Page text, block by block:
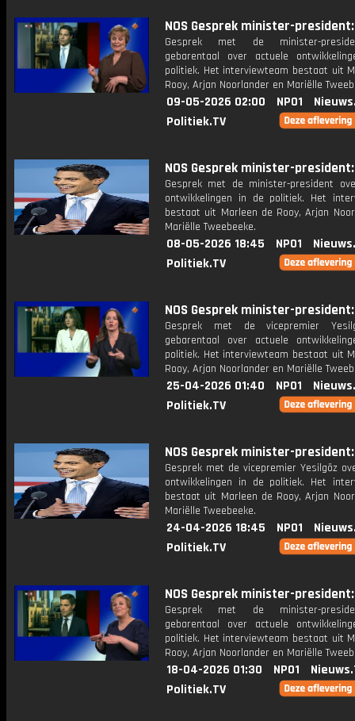
NOS Gesprek minister-
Gesprek met de minister-
gebarentaal over actuele
politiek. Het interviewteam bestaat uit
Rooy, Arjan Noorlander en Mariëlle
09-05-2026 02:00 NPO1
Politiek.TV
NOS Gesprek minister-
Gesprek met de minister-president
ontwikkelingen in de politiek. Het
bestaat uit Marleen de Rooy, Arjan
Mariëlle Tweebeeke.
08-05-2026 18:45 NPO1
Politiek.TV
NOS Gesprek minister-
Gesprek met de vicepremier
gebarentaal over actuele
politiek. Het interviewteam bestaat uit
Rooy, Arjan Noorlander en Mariëlle
25-04-2026 01:40 NPO1
Politiek.TV
NOS Gesprek minister-
Gesprek met de vicepremier Yesilgöz
ontwikkelingen in de politiek. Het
bestaat uit Marleen de Rooy, Arjan
Mariëlle Tweebeeke.
24-04-2026 18:45 NPO1
Politiek.TV
NOS Gesprek minister-
Gesprek met de minister-
gebarentaal over actuele
politiek. Het interviewteam bestaat uit
Rooy, Arjan Noorlander en Mariëlle
18-04-2026 01:30 NPO1
Politiek.TV